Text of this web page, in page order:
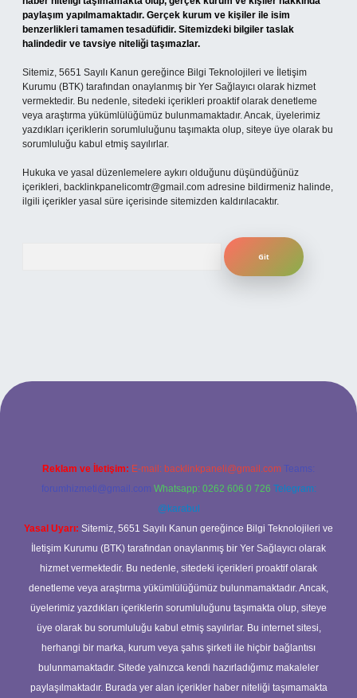
paylaşım yapılmamaktadır. Gerçek kurum ve kişiler ile isim
benzerlikleri tamamen tesadüfidir. Sitemizdeki bilgiler taslak
halindedir ve tavsiye niteliği taşımazlar.
Sitemiz, 5651 Sayılı Kanun gereğince Bilgi Teknolojileri ve İletişim
Kurumu (BTK) tarafından onaylanmış bir Yer Sağlayıcı olarak hizmet
vermektedir. Bu nedenle, sitedeki içerikleri proaktif olarak denetleme
veya araştırma yükümlülüğümüz bulunmamaktadır. Ancak, üyelerimiz
yazdıkları içeriklerin sorumluluğunu taşımakta olup, siteye üye olarak bu
sorumluluğu kabul etmiş sayılırlar.
Hukuka ve yasal düzenlemelere aykırı olduğunu düşündüğünüz
içerikleri, backlinkpanelicomtr@gmail.com adresine bildirmeniz halinde,
ilgili içerikler yasal süre içerisinde sitemizden kaldırılacaktır.
yeni giriş
Reklam ve İletişim: E-mail: backlinkpaneli@gmail.com Teams:
forumhizmeti@gmail.com Whatsapp: 0262 606 0 726 Telegram:
@karabul
Yasal Uyarı: Sitemiz, 5651 Sayılı Kanun gereğince Bilgi Teknolojileri ve
İletişim Kurumu (BTK) tarafından onaylanmış bir Yer Sağlayıcı olarak
hizmet vermektedir. Bu nedenle, sitedeki içerikleri proaktif olarak
denetleme veya araştırma yükümlülüğümüz bulunmamaktadır. Ancak,
üyelerimiz yazdıkları içeriklerin sorumluluğunu taşımakta olup, siteye
üye olarak bu sorumluluğu kabul etmiş sayılırlar. Bu internet sitesi,
herhangi bir marka, kurum veya şahıs şirketi ile hiçbir bağlantısı
bulunmamaktadır. Sitede yalnızca kendi hazırladığımız makaleler
paylaşılmaktadır. Burada yer alan içerikler haber niteliği taşımamakta